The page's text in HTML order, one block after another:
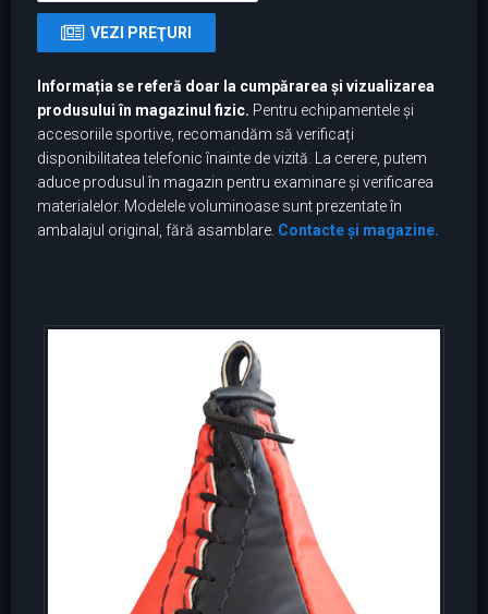
VEZI PREŢURI
Informația se referă doar la cumpărarea și vizualizarea
produsului în magazinul fizic. Pentru echipamentele și
accesoriile sportive, recomandăm să verificați
disponibilitatea telefonic înainte de vizită. La cerere, putem
aduce produsul în magazin pentru examinare și verificarea
materialelor. Modelele voluminoase sunt prezentate în
ambalajul original, fără asamblare. Contacte și magazine.